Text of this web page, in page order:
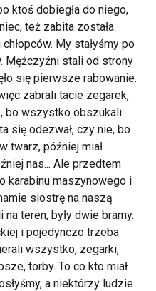
ktoś dobiegła do niego,
też zabita została.
My stałyśmy po
Mężczyźni stali od strony
się pierwsze rabowanie.
zabrali tacie zegarek,
bo wszystko obszukali.
się odezwał, czy nie, bo
twarz, później miał
nas... Ale przedtem
karabinu maszynowego i
siostrę na naszą
teren, były dwie bramy.
i pojedynczo trzeba
wszystko, zegarki,
torby. To co kto miał
a niektórzy ludzie